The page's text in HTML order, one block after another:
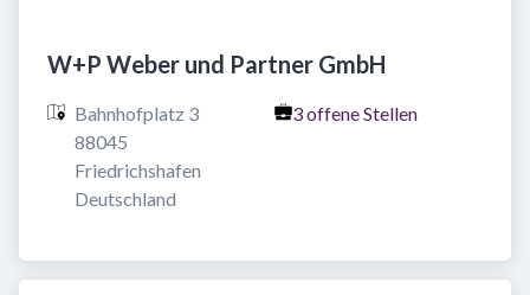
W+P Weber und Partner GmbH
Bahnhofplatz 3
88045
Friedrichshafen
Deutschland
3 offene Stellen